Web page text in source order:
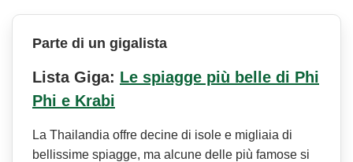
Parte di un gigalista
Lista Giga: Le spiagge più belle di Phi
Phi e Krabi
La Thailandia offre decine di isole e migliaia di
bellissime spiagge, ma alcune delle più famose si